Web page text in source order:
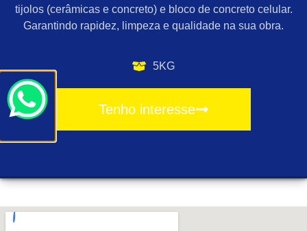
tijolos (cerâmicas e concreto) e bloco de concreto celular.
Garantindo rapidez, limpeza e qualidade na sua obra.
5KG
Tenho interesse